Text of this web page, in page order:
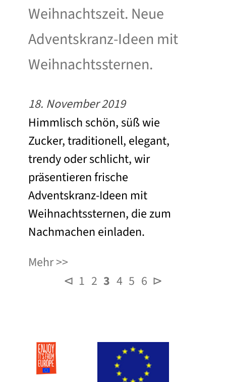
Weihnachtszeit. Neue
Adventskranz-Ideen mit
Weihnachtssternen.
18. November 2019
Himmlisch schön, süß wie
Zucker, traditionell, elegant,
trendy oder schlicht, wir
präsentieren frische
Adventskranz-Ideen mit
Weihnachtssternen, die zum
Nachmachen einladen.
Mehr
⊲ 1 2 3 4 5 6 ⊳